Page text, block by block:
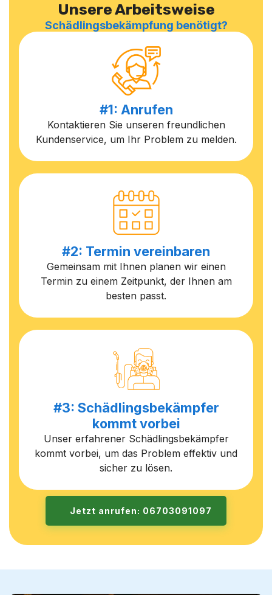
Unsere Arbeitsweise
Schädlingsbekämpfung benötigt?
#1: Anrufen
Kontaktieren Sie unseren freundlichen
Kundenservice, um Ihr Problem zu melden.
#2: Termin vereinbaren
Gemeinsam mit Ihnen planen wir einen
Termin zu einem Zeitpunkt, der Ihnen am
besten passt.
#3: Schädlingsbekämpfer
kommt vorbei
Unser erfahrener Schädlingsbekämpfer
kommt vorbei, um das Problem effektiv und
sicher zu lösen.
Jetzt anrufen: 06703091097